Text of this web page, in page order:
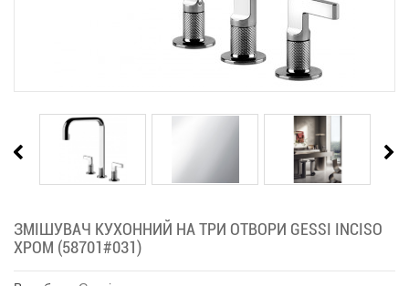
ЗМІШУВАЧ КУХОННИЙ НА ТРИ ОТВОРИ GESSI INCISO
ХРОМ (58701#031)